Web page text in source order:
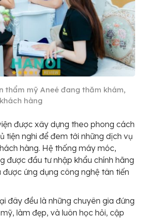
thẩm mỹ Aneé đang thăm khám,
hàng
được xây dựng theo phong cách
tiện nghi để đem tới những dịch vụ
hàng. Hệ thống máy móc,
được đầu tư nhập khẩu chính hãng
được ứng dụng công nghệ tân tiến
đây đều là những chuyên gia đứng
làm đẹp, và luôn học hỏi, cập